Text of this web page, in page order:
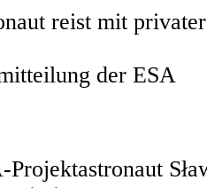
reist mit
der ESA